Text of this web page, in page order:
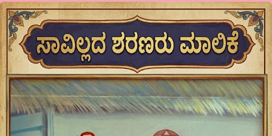
ಸಾವಿಲ್ಲದ
ಶರಣರು
ಮಾಲಿಕೆ-
“ಕಾಯಕಯೋಗಿನಿ
-ಕದಿರ
ರೆಮ್ಮವ್ವೆ”,
ಡಾ.ಶಶಿಕಾಂತ್‌
ಪಟ್ಟಣ
ರಾಮದುರ್ಗ